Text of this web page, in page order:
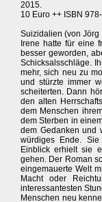
2015.
10 Euro ++ ISBN
Suizidalien (von Jörg
Irene hatte für eine
besser geworden,
Schicksalsschläge.
mehr, sich neu zu
und stürzte immer
scheiterten. Dann
den alten
dem Menschen
dem Sterben in
dem Gedanken und
würdiges Ende.
Einblick erhielt sie
gehen. Der Roman
eingemauerte Welt
Macht oder
interessantesten
Menschen neu